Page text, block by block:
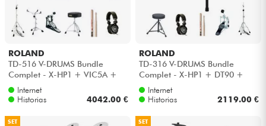
ROLAND
TD-516 V-DRUMS Bundle
Complet - X-HP1 + VIC5A +
HP600D + HH205 + HS40WN
+ HT130
Internet
Historias
4042.00 €
ROLAND
TD-316 V-DRUMS Bundle
Complet - X-HP1 + DT90 +
VIC5A + HP30 + HH45WN
Internet
Historias
2119.00 €
SET SET